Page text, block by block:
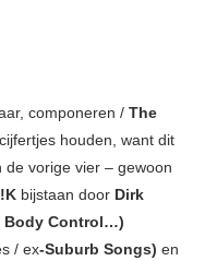
componeren / The
houden, want dit
de vorige vier – gewoon
bijstaan door Dirk
Body Control…)
/ ex-Suburb Songs) en